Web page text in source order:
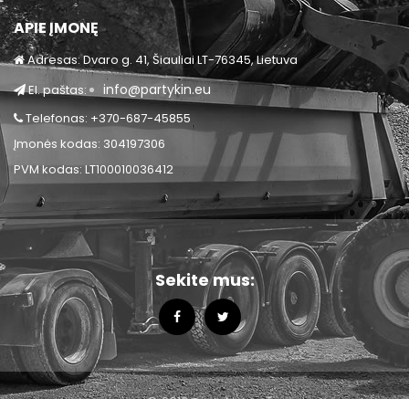
APIE ĮMONĘ
Adresas: Dvaro g. 41, Šiauliai LT-76345, Lietuva
El. paštas:
info@partykin.eu
Telefonas: +370-687-45855
Įmonės kodas: 304197306
PVM kodas: LT100010036412
Sekite mus: